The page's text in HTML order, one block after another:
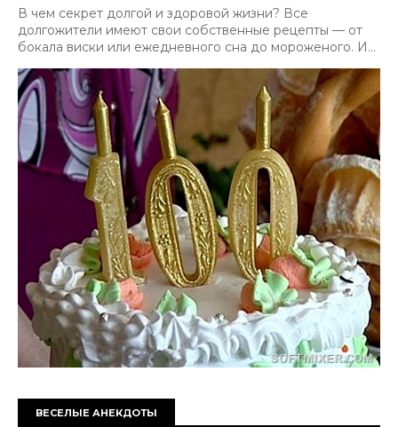
В чем секрет долгой и здоровой жизни? Все
долгожители имеют свои собственные рецепты — от
бокала виски или ежедневного сна до мороженого. И...
ВЕСЕЛЫЕ АНЕКДОТЫ